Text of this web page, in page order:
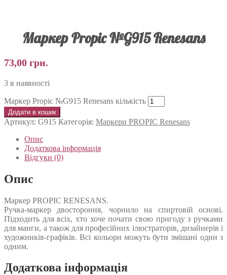
Маркер Propic №G915 Renesans
73,00 грн.
3 в наявності
Маркер Propic №G915 Renesans кількість
Додати в кошик
Артикул: G915 Категорія: Маркери PROPIC Renesans
Опис
Додаткова інформація
Відгуки (0)
Опис
Маркер PROPIC RENESANS.
Ручка-маркер двостороння, чорнило на спиртовій основі.
Підходить для всіх, хто хоче почати свою пригоду з ручками
для манги, а також для професійних ілюстраторів, дизайнерів і
художників-графіків. Всі кольори можуть бути змішані один з
одним.
Додаткова інформація